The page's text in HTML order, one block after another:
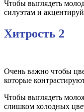
Чтобы выглядеть
силуэтам и
Хитрость 2
Очень важно чтобы
которые
Чтобы выглядеть
слишком холодных